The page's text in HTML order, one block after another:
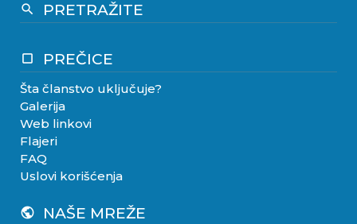
search PRETRAŽITE
crop_square PREČICE
Šta članstvo uključuje?
Galerija
Web linkovi
Flajeri
FAQ
Uslovi korišćenja
public NAŠE MREŽE